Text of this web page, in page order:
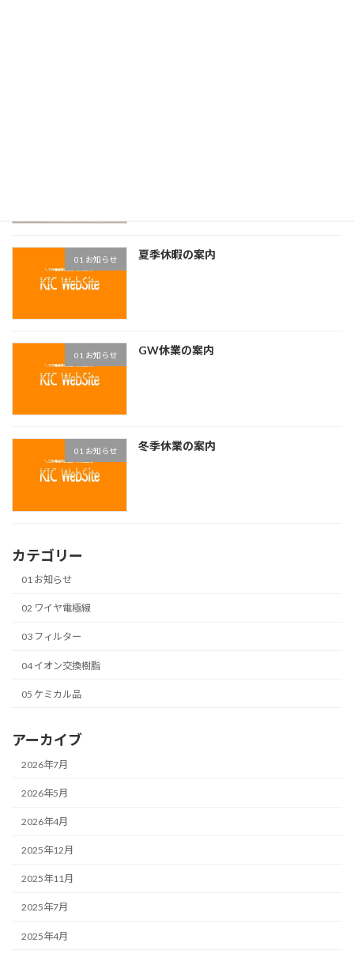
01 お知らせ 夏季休暇の案内
01 お知らせ GW休業の案内
01 お知らせ 冬季休業の案内
カテゴリー
01 お知らせ
02 ワイヤ電極線
03 フィルター
04 イオン交換樹脂
05 ケミカル品
アーカイブ
2026年7月
2026年5月
2026年4月
2025年12月
2025年11月
2025年7月
2025年4月